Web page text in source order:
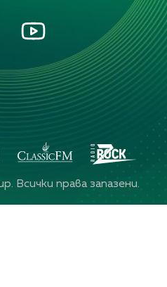
Всички права запазени.